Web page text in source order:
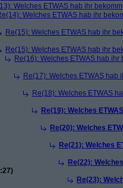
Welches ETWAS hab ihr
Welches ETWAS hab ihr
Re(15): Welches ETWAS hab ihr
Re(15): Welches ETWAS hab ihr
Re(16): Welches ETWAS hab ihr
Re(17): Welches ETWAS hab
Re(18): Welches ETWAS
Re(19): Welches
Re(20): Welches
Re(21): Welches
Re(22):
Re(23):